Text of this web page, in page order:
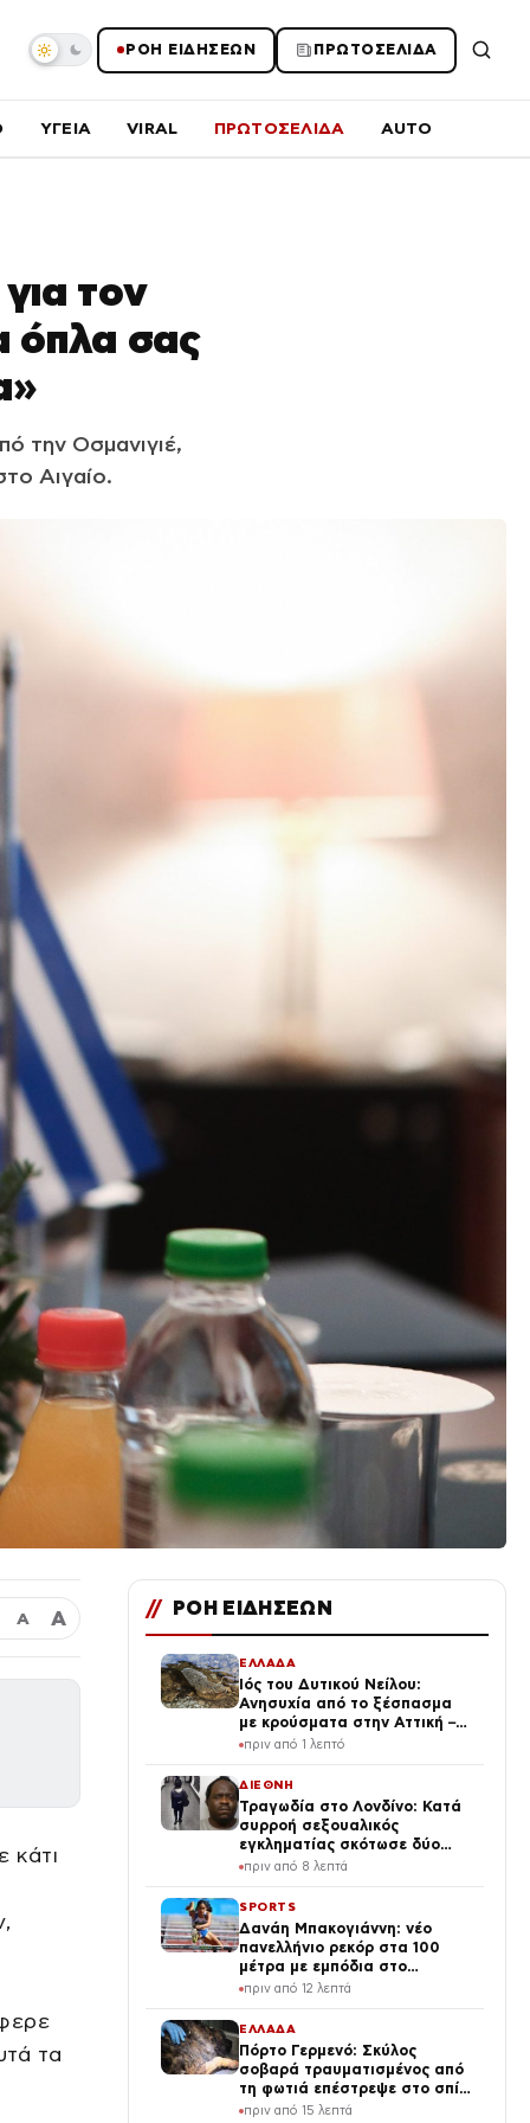
ΡΟΗ ΕΙΔΗΣΕΩΝ ΠΡΩΤΟΣΕΛΙΔΑ
ΥΓΕΙΑ VIRAL ΠΡΩΤΟΣΕΛΙΔΑ AUTO
τον
όπλα σας
την Οσμανιγιέ,
Αιγαίο.
Α Α
κάτι
τα
// ΡΟΗ ΕΙΔΗΣΕΩΝ
ΕΛΛΑΔΑ
Ιός του Δυτικού Νείλου:
Ανησυχία από το ξέσπασμα
με κρούσματα στην Αττική –
«Καμπανάκι» από τον Ιατρικό
προστασία της δημόσιας
υγείας
πριν από 1 λεπτό
ΔΙΕΘΝΗ
Τραγωδία στο Λονδίνο: Κατά
συρροή σεξουαλικός
εγκληματίας σκότωσε δύο
γυναίκες ενώ ήταν ελεύθερος
αστυνομίας
πριν από 8 λεπτά
SPORTS
Δανάη Μπακογιάννη: νέο
πανελλήνιο ρεκόρ στα 100
μέτρα με εμπόδια στο
παγκόσμιο πρωτάθλημα Κ20
πριν από 12 λεπτά
ΕΛΛΑΔΑ
Πόρτο Γερμενό: Σκύλος
σοβαρά τραυματισμένος από
τη φωτιά επέστρεψε στο σπίτι
που τον φρόντιζαν
πριν από 15 λεπτά